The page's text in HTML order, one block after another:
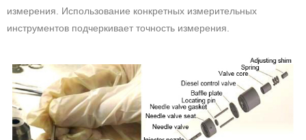
измерения. Использование конкретных измерительных
инструментов подчеркивает точность измерения.